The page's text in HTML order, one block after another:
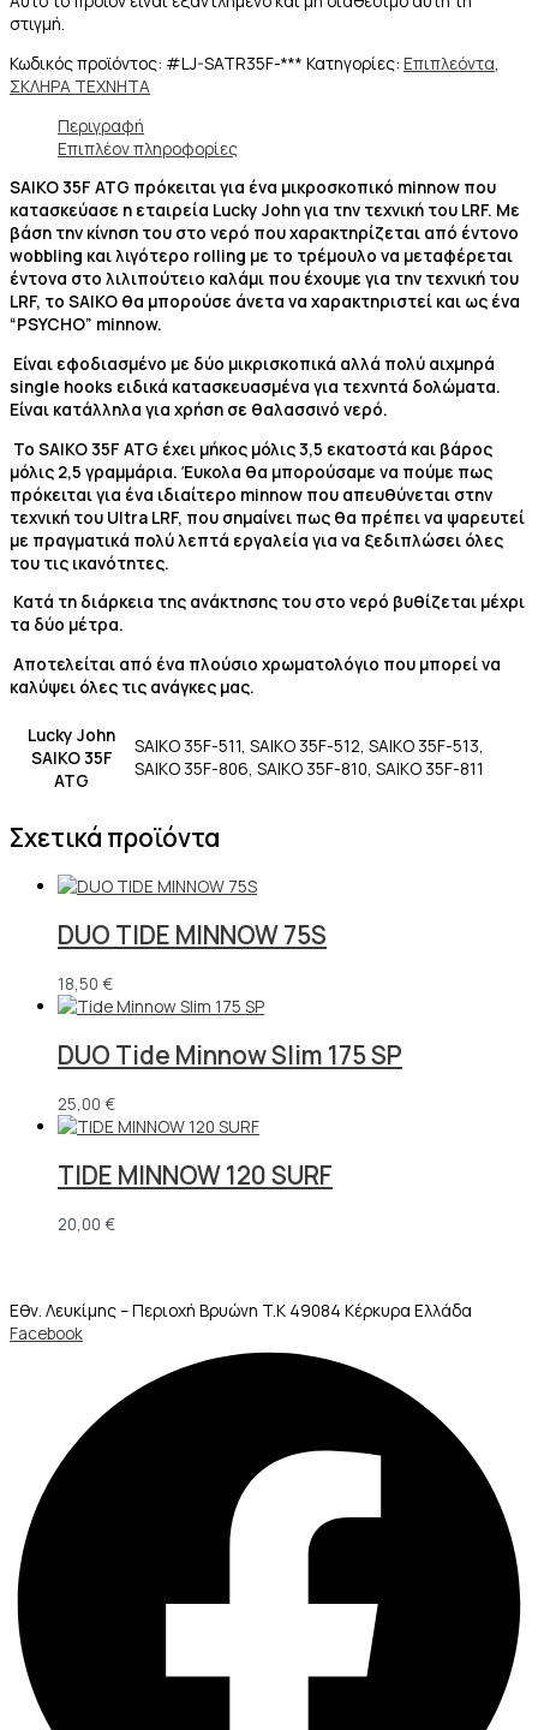
στιγμή.
Κωδικός προϊόντος: #LJ-SATR35F-*** Κατηγορίες: Επιπλεόντα,
ΣΚΛΗΡΑ ΤΕΧΝΗΤΑ
Περιγραφή
Επιπλέον πληροφορίες
SAIKO 35F ATG πρόκειται για ένα μικροσκοπικό minnow που
κατασκεύασε η εταιρεία Lucky John για την τεχνική του LRF. Με
βάση την κίνηση του στο νερό που χαρακτηρίζεται από έντονο
wobbling και λιγότερο rolling με το τρέμουλο να μεταφέρεται
έντονα στο λιλιπούτειο καλάμι που έχουμε για την τεχνική του
LRF, το SAIKO θα μπορούσε άνετα να χαρακτηριστεί και ως ένα
“PSYCHO” minnow.
Είναι εφοδιασμένο με δύο μικρισκοπικά αλλά πολύ αιχμηρά
single hooks ειδικά κατασκευασμένα για τεχνητά δολώματα.
Είναι κατάλληλα για χρήση σε θαλασσινό νερό.
Το SAIKO 35F ATG έχει μήκος μόλις 3,5 εκατοστά και βάρος
μόλις 2,5 γραμμάρια. Έυκολα θα μπορούσαμε να πούμε πως
πρόκειται για ένα ιδιαίτερο minnow που απευθύνεται στην
τεχνική του Ultra LRF, που σημαίνει πως θα πρέπει να ψαρευτεί
με πραγματικά πολύ λεπτά εργαλεία για να ξεδιπλώσει όλες
του τις ικανότητες.
Κατά τη διάρκεια της ανάκτησης του στο νερό βυθίζεται μέχρι
τα δύο μέτρα.
Αποτελείται από ένα πλούσιο χρωματολόγιο που μπορεί να
καλύψει όλες τις ανάγκες μας.
Lucky John
SAIKO 35F
ATG
SAIKO 35F-511, SAIKO 35F-512, SAIKO 35F-513,
SAIKO 35F-806, SAIKO 35F-810, SAIKO 35F-811
Σχετικά προϊόντα
DUO TIDE MINNOW 75S
18,50 €
DUO Tide Minnow Slim 175 SP
25,00 €
TIDE MINNOW 120 SURF
20,00 €
Εθν. Λευκίμης – Περιοχή Βρυώνη T.K 49084 Κέρκυρα Ελλάδα
Facebook